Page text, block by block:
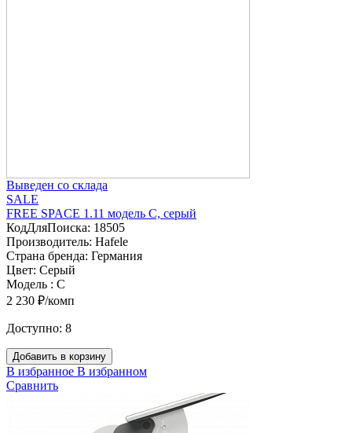
Выведен со склада
SALE
FREE SPACE 1.11 модель C, серый
КодДляПоиска: 18505
Производитель: Hafele
Страна бренда: Германия
Цвет: Серый
Модель : C
2 230 ₽/комп
Доступно: 8
Добавить в корзину
В избранное В избранном
Сравнить